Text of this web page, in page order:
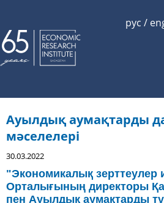
рус /
Ауылдық аумақтарды
мәселелері
30.03.2022
"Экономикалық зерттеулер
Орталығының директоры
пен Ауылдық аумақтарды